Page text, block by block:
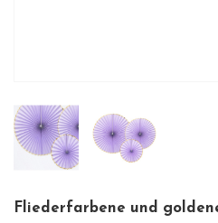
Fliederfarbene und